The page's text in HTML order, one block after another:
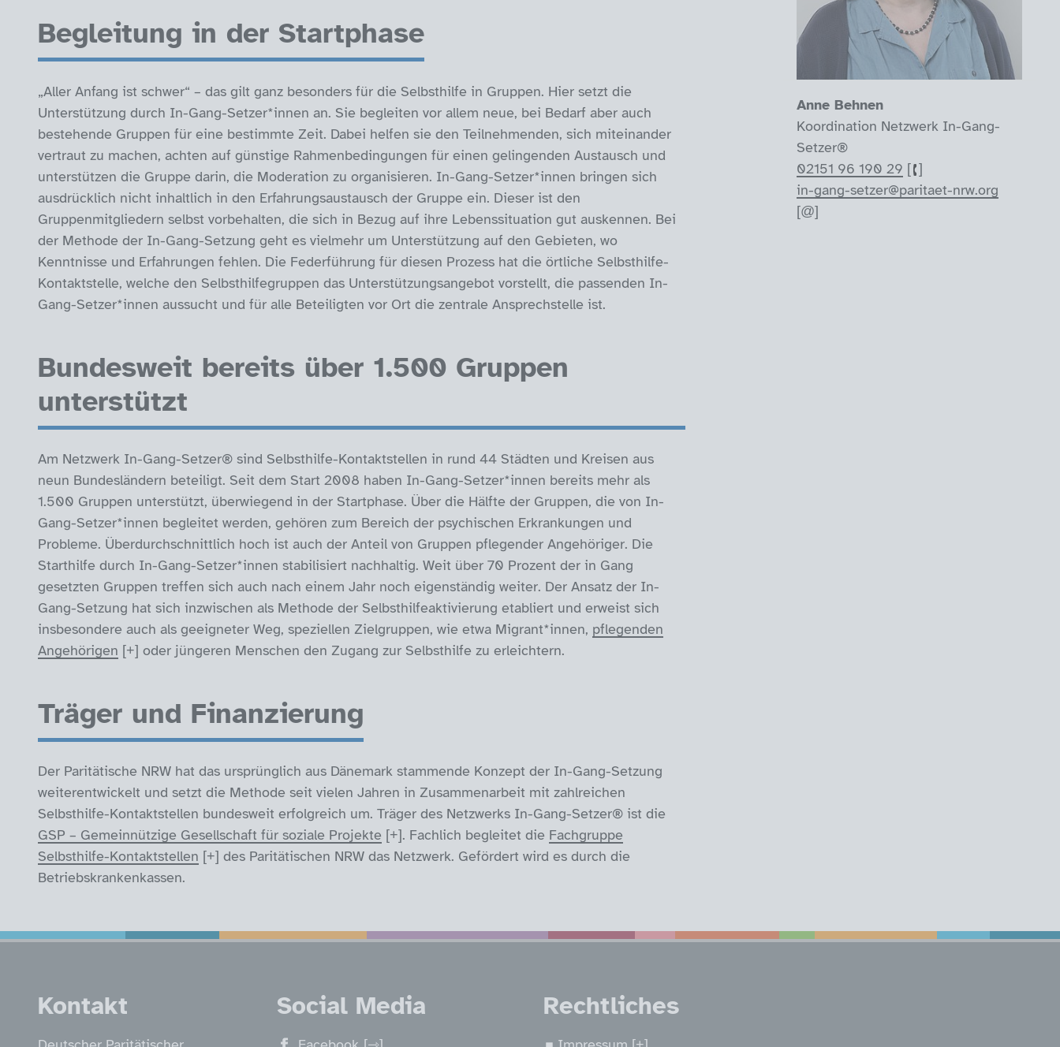
Begleitung in der Startphase
„Aller Anfang ist schwer“ – das gilt ganz besonders für die Selbsthilfe in Gruppen. Hier setzt die
Unterstützung durch In-Gang-Setzer*innen an. Sie begleiten vor allem neue, bei Bedarf aber auch
bestehende Gruppen für eine bestimmte Zeit. Dabei helfen sie den Teilnehmenden, sich miteinander
vertraut zu machen, achten auf günstige Rahmenbedingungen für einen gelingenden Austausch und
unterstützen die Gruppe darin, die Moderation zu organisieren. In-Gang-Setzer*innen bringen sich
ausdrücklich nicht inhaltlich in den Erfahrungsaustausch der Gruppe ein. Dieser ist den
Gruppenmitgliedern selbst vorbehalten, die sich in Bezug auf ihre Lebenssituation gut auskennen. Bei
der Methode der In-Gang-Setzung geht es vielmehr um Unterstützung auf den Gebieten, wo
Kenntnisse und Erfahrungen fehlen. Die Federführung für diesen Prozess hat die örtliche Selbsthilfe-
Kontaktstelle, welche den Selbsthilfegruppen das Unterstützungsangebot vorstellt, die passenden In-
Gang-Setzer*innen aussucht und für alle Beteiligten vor Ort die zentrale Ansprechstelle ist.
Bundesweit bereits über 1.500 Gruppen
unterstützt
Am Netzwerk In-Gang-Setzer® sind Selbsthilfe-Kontaktstellen in rund 44 Städten und Kreisen aus
neun Bundesländern beteiligt. Seit dem Start 2008 haben In-Gang-Setzer*innen bereits mehr als
1.500 Gruppen unterstützt, überwiegend in der Startphase. Über die Hälfte der Gruppen, die von In-
Gang-Setzer*innen begleitet werden, gehören zum Bereich der psychischen Erkrankungen und
Probleme. Überdurchschnittlich hoch ist auch der Anteil von Gruppen pflegender Angehöriger. Die
Starthilfe durch In-Gang-Setzer*innen stabilisiert nachhaltig. Weit über 70 Prozent der in Gang
gesetzten Gruppen treffen sich auch nach einem Jahr noch eigenständig weiter. Der Ansatz der In-
Gang-Setzung hat sich inzwischen als Methode der Selbsthilfeaktivierung etabliert und erweist sich
insbesondere auch als geeigneter Weg, speziellen Zielgruppen, wie etwa Migrant*innen, pflegenden
Angehörigen
oder jüngeren Menschen den Zugang zur Selbsthilfe zu erleichtern.
Träger und Finanzierung
Der Paritätische NRW hat das ursprünglich aus Dänemark stammende Konzept der In-Gang-Setzung
weiterentwickelt und setzt die Methode seit vielen Jahren in Zusammenarbeit mit zahlreichen
Selbsthilfe-Kontaktstellen bundesweit erfolgreich um. Träger des Netzwerks In-Gang-Setzer® ist die
GSP – Gemeinnützige Gesellschaft für soziale Projekte
. Fachlich begleitet die Fachgruppe
Selbsthilfe-Kontaktstellen
des Paritätischen NRW das Netzwerk. Gefördert wird es durch die
Betriebskrankenkassen.
Anne Behnen
Koordination Netzwerk In-Gang-
Setzer®
02151 96 190 29
in-gang-setzer@paritaet-nrw.org
Service Informationen
Kontakt Social Media Rechtliches